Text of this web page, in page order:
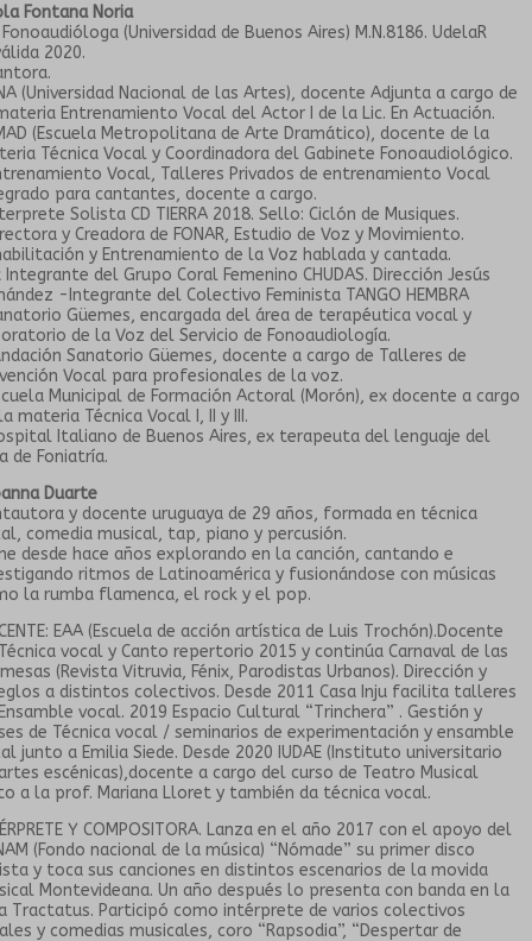
Fontana Noria
Fonoaudióloga (Universidad de Buenos Aires) M.N.8186. UdelaR
2020.
(Universidad Nacional de las Artes), docente Adjunta a cargo de
Entrenamiento Vocal del Actor I de la Lic. En Actuación.
(Escuela Metropolitana de Arte Dramático), docente de la
Técnica Vocal y Coordinadora del Gabinete Fonoaudiológico.
Vocal, Talleres Privados de entrenamiento Vocal
para cantantes, docente a cargo.
Solista CD TIERRA 2018. Sello: Ciclón de Musiques.
y Creadora de FONAR, Estudio de Voz y Movimiento.
y Entrenamiento de la Voz hablada y cantada.
Integrante del Grupo Coral Femenino CHUDAS. Dirección Jesús
-Integrante del Colectivo Feminista TANGO HEMBRA
Güemes, encargada del área de terapéutica vocal y
de la Voz del Servicio de Fonoaudiología.
Sanatorio Güemes, docente a cargo de Talleres de
Vocal para profesionales de la voz.
Municipal de Formación Actoral (Morón), ex docente a cargo
materia Técnica Vocal I, II y III.
Italiano de Buenos Aires, ex terapeuta del lenguaje del
de Foniatría.
Duarte
y docente uruguaya de 29 años, formada en técnica
comedia musical, tap, piano y percusión.
desde hace años explorando en la canción, cantando e
ritmos de Latinoamérica y fusionándose con músicas
la rumba flamenca, el rock y el pop.
EAA (Escuela de acción artística de Luis Trochón).Docente
vocal y Canto repertorio 2015 y continúa Carnaval de las
(Revista Vitruvia, Fénix, Parodistas Urbanos). Dirección y
a distintos colectivos. Desde 2011 Casa Inju facilita talleres
vocal. 2019 Espacio Cultural “Trinchera” . Gestión y
de Técnica vocal / seminarios de experimentación y ensamble
junto a Emilia Siede. Desde 2020 IUDAE (Instituto universitario
escénicas),docente a cargo del curso de Teatro Musical
a la prof. Mariana Lloret y también da técnica vocal.
Y COMPOSITORA. Lanza en el año 2017 con el apoyo del
(Fondo nacional de la música) “Nómade” su primer disco
y toca sus canciones en distintos escenarios de la movida
Montevideana. Un año después lo presenta con banda en la
Tractatus. Participó como intérprete de varios colectivos
y comedias musicales, coro “Rapsodia”, “Despertar de